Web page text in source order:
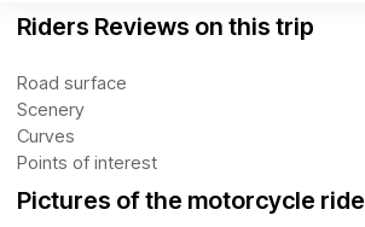
Riders Reviews on this trip
Road surface
Scenery
Curves
Points of interest
Pictures of the motorcycle ride